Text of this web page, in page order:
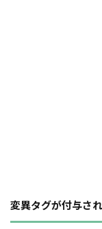
変異タグが付与さ